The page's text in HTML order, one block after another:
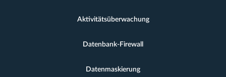
Aktivitätsüberwachung
Datenbank-Firewall
Datenmaskierung